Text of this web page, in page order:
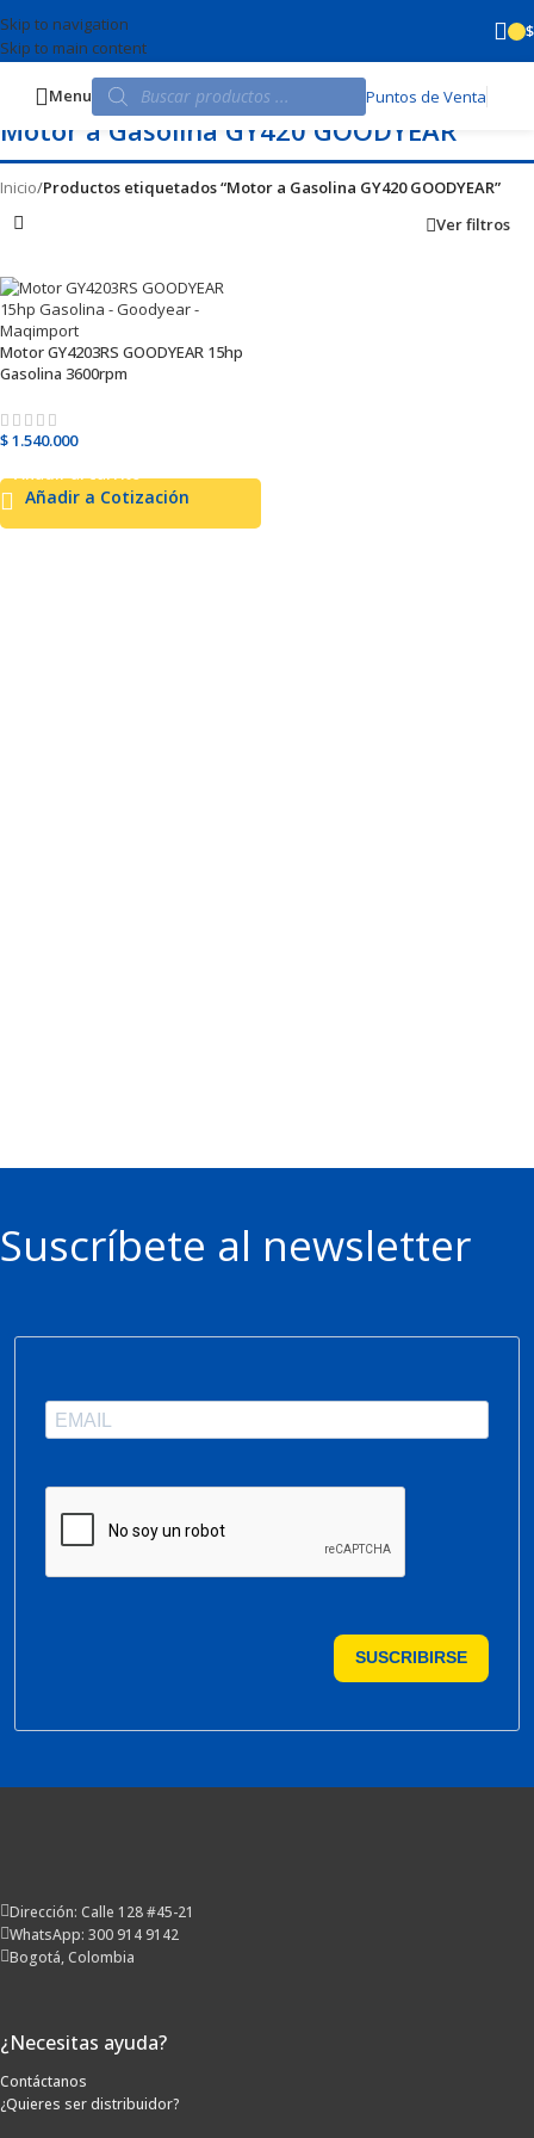
Skip to navigation
Skip to main content
$
Menu Puntos de Venta
Motor a Gasolina GY420 GOODYEAR
Inicio/Productos etiquetados “Motor a Gasolina GY420 GOODYEAR”
Ver filtros
Motor GY4203RS GOODYEAR 15hp
Gasolina 3600rpm
$1.540.000
Añadir al carrito
Añadir a Cotización
Suscríbete al newsletter
SUSCRIBIRSE
Dirección: Calle 128 #45-21
WhatsApp: 300 914 9142
Bogotá, Colombia
¿Necesitas ayuda?
Contáctanos
¿Quieres ser distribuidor?